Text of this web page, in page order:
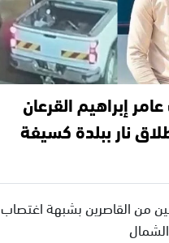
إبراهيم القرعان
نار ببلدة كسيفة
من القاصرين بشبهة اغتصاب